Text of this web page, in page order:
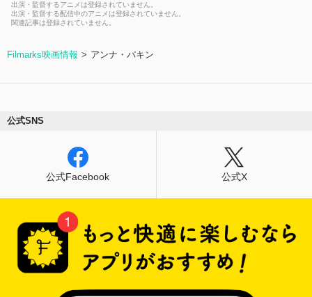
出演・監督するアニメは登録されていません。
出演・監督する配信中のアニメは登録されていません。
関連記事は登録されていません。
Filmarks映画情報 アンナ・パキン
公式SNS
公式Facebook 公式X